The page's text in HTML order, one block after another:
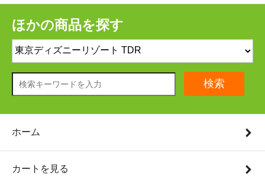
ほかの商品を探す
検索
ホーム
カートを見る